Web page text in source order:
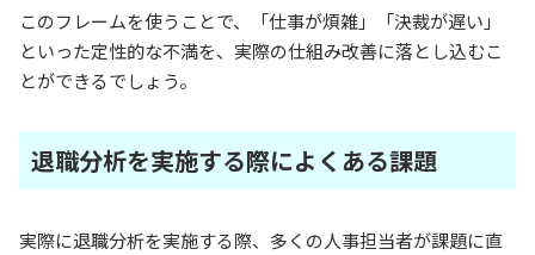
このフレームを使うことで、「仕事が煩雑」「決裁が遅い」
といった定性的な不満を、実際の仕組み改善に落とし込むこ
とができるでしょう。
退職分析を実施する際によくある課題
実際に退職分析を実施する際、多くの人事担当者が課題に直